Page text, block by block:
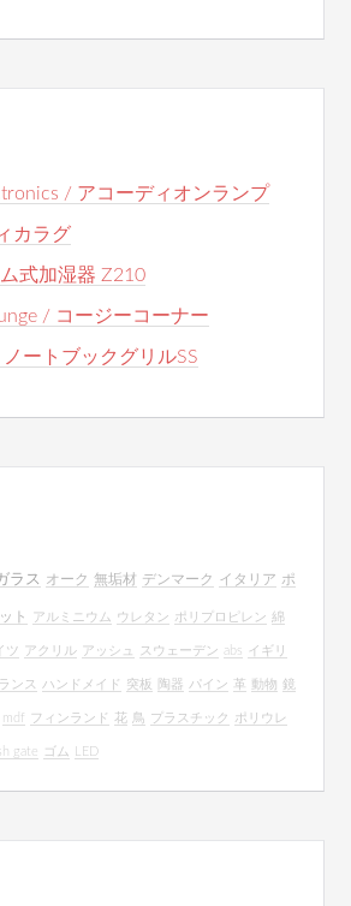
/ アコーディオンランプ
カラグ
式加湿器 Z210
/ コージーコーナー
ートブックグリルSS
ラス オーク 無垢材 デンマーク イタリア ポ
ト アルミニウム ウレタン ポリプロピレン 綿
ツ アクリル アッシュ スウェーデン abs イギリ
ンス ハンドメイド 突板 陶器 パイン 革 動物 鏡
mdf フィンランド 花 鳥 プラスチック ポリウレ
gate ゴム LED